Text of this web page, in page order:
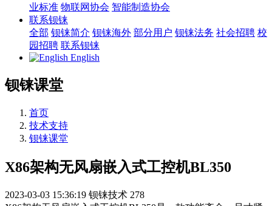
业标准 物联网协会 智能制造协会
联系钡铼
全部 钡铼简介 钡铼海外 部分用户 钡铼法务 社会招聘 校
园招聘 联系钡铼
English
钡铼课堂
首页
技术支持
钡铼课堂
X86架构无风扇嵌入式工控机BL350
2023-03-03 15:36:19 钡铼技术 278